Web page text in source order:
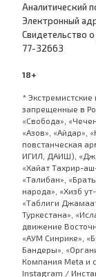
Аналитический
Электронный
Cвидетельство
77-32663
18+
* Экстремистские
запрещенные в
«Свобода»,
«Азов», «Айдар»,
повстанческая
ИГИЛ, ДАИШ),
«Хайат Тахрир-
«Талибан»,
народа», «Хизб
«Таблиги
Туркестана»,
движение
«АУМ Синрике»,
Бандеры»,
Компания Meta и
Instagram /